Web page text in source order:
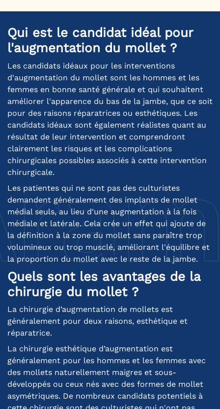
Qui est le candidat idéal pour
l'augmentation du mollet ?
Les candidats idéaux pour les interventions
d'augmentation du mollet sont les hommes et les
femmes en bonne santé générale et qui souhaitent
améliorer l'apparence du bas de la jambe, que ce soit
pour des raisons réparatrices ou esthétiques. Les
candidats idéaux sont également réalistes quant au
résultat de leur intervention et comprendront
clairement les risques et les complications
chirurgicales possibles associés à cette intervention
chirurgicale.
Les patientes qui ne sont pas des culturistes
demandent généralement des implants de mollet
médial seuls, au lieu d'une augmentation à la fois
médiale et latérale. Cela crée un effet qui ajoute de
la définition à la zone du mollet sans paraître trop
volumineux ou trop musclé, améliorant l'équilibre et
la proportion du mollet avec le reste de la jambe.
Quels sont les avantages de la
chirurgie du mollet ?
La chirurgie d’augmentation de mollets est
généralement pour deux raisons, esthétique et
réparatrice.
La chirurgie esthétique d’augmentation est
généralement pour les hommes et les femmes avec
des mollets naturellement maigres et sous-
développés ou ceux nés avec des formes de mollet
asymétriques. De nombreux candidats potentiels à